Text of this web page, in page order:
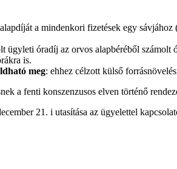
a mindenkori fizetések egy
óradíj az orvos alapbéréből számolt
is.
meg: ehhez célzott külső
a fenti konszenzusos elven történő
21. i utasítása az ügyelettel